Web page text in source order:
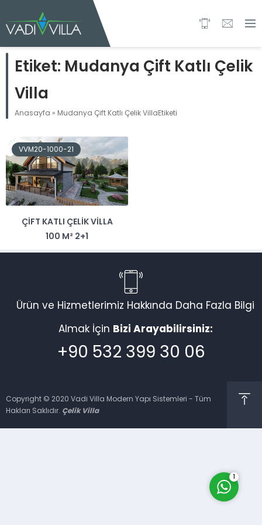
Etiket: Mudanya Çift Katlı Çelik
Villa
Anasayfa » Mudanya Çift Katlı Çelik VillaEtiketi
VVM20-1000-21
ÇIFT KATLI ÇELIK VILLA
100 M² 2+1
Ürün ve Hizmetlerimiz Hakkında Daha Fazla Bilgi
Almak İçin Bizi Arayabilirsiniz:
+90 532 399 30 06
Copyright © 2020 Vadi Villa Modern Yapı Sistemleri - Tüm
Hakları Saklıdır. Çelik Villa
Vadi Villa Canlı Destek
1